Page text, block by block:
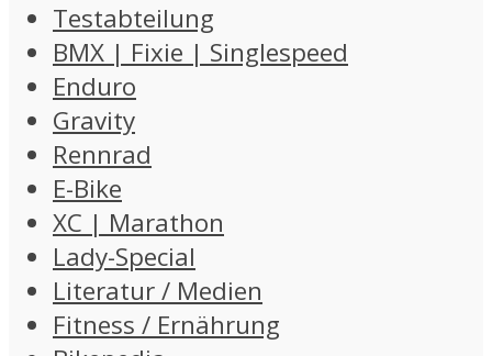
Testabteilung
BMX | Fixie | Singlespeed
Enduro
Gravity
Rennrad
E-Bike
XC | Marathon
Lady-Special
Literatur / Medien
Fitness / Ernährung